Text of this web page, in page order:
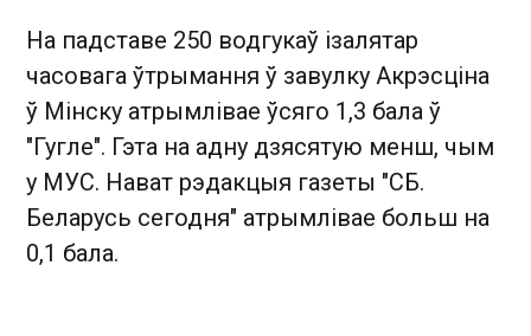
На падставе 250 водгукаў ізалятар
часовага ўтрымання ў завулку Акрэсціна
ў Мінску атрымлівае ўсяго 1,3 бала ў
"Гугле". Гэта на адну дзясятую менш, чым
у МУС. Нават рэдакцыя газеты "СБ.
Беларусь сегодня" атрымлівае больш на
0,1 бала.